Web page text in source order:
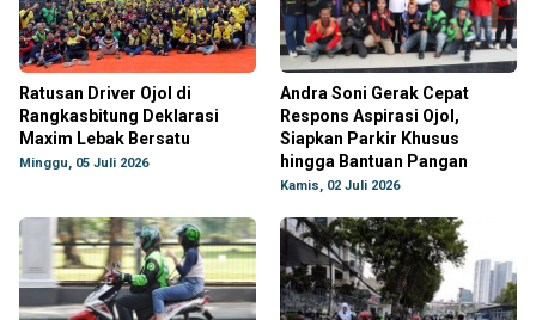
Ratusan Driver Ojol di
Rangkasbitung Deklarasi
Maxim Lebak Bersatu
Minggu, 05 Juli 2026
Andra Soni Gerak Cepat
Respons Aspirasi Ojol,
Siapkan Parkir Khusus
hingga Bantuan Pangan
Kamis, 02 Juli 2026